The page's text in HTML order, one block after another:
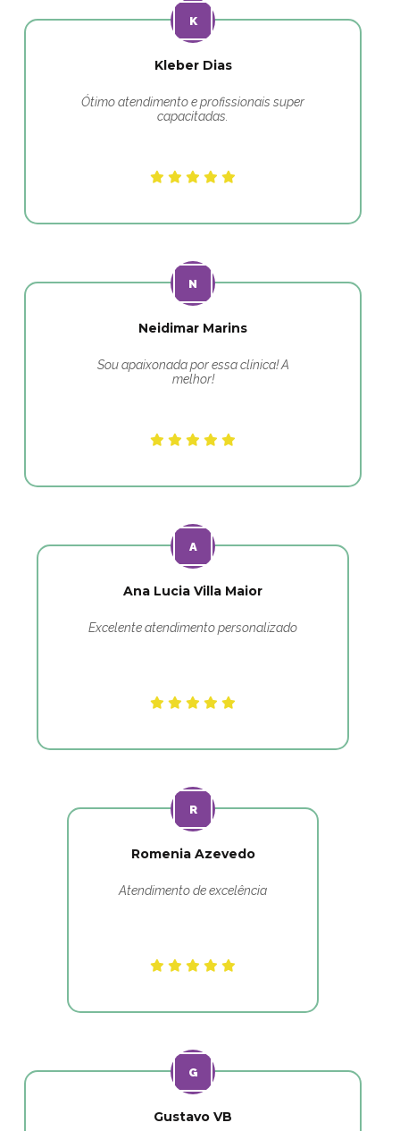
Kleber Dias
Ótimo atendimento e profissionais super
capacitadas.
Neidimar Marins
Sou apaixonada por essa clínica! A
melhor!
Ana Lucia Villa Maior
Excelente atendimento personalizado
Romenia Azevedo
Atendimento de excelência
Gustavo VB